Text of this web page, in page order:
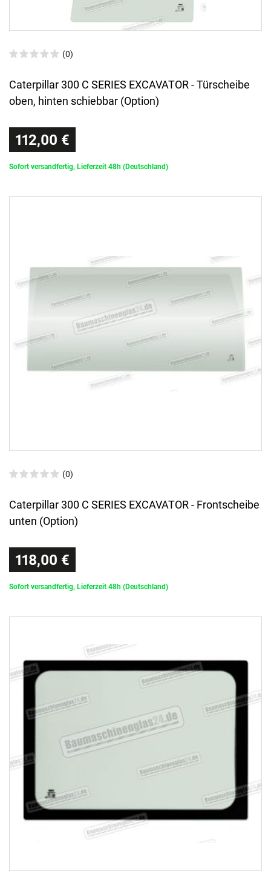
(0)
Caterpillar 300 C SERIES EXCAVATOR - Türscheibe
oben, hinten schiebbar (Option)
112,00 €
Sofort versandfertig, Lieferzeit 48h (Deutschland)
(0)
Caterpillar 300 C SERIES EXCAVATOR - Frontscheibe
unten (Option)
118,00 €
Sofort versandfertig, Lieferzeit 48h (Deutschland)